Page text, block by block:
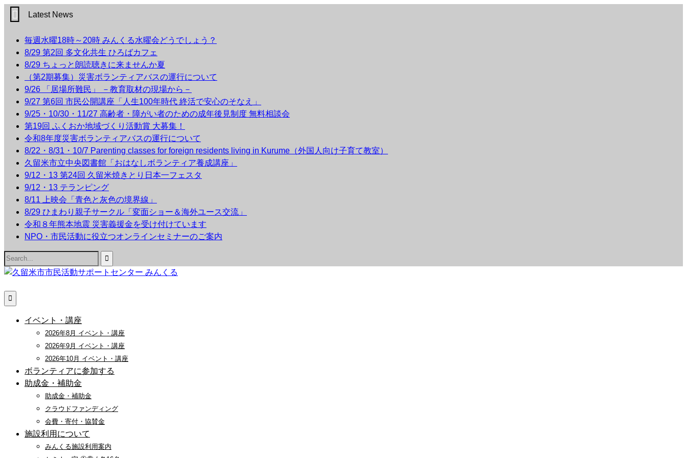
Latest News
毎週水曜18時～20時 みんくる水曜会どうでしょう？
8/29 第2回 多文化共生 ひろばカフェ
8/29 ちょっと朗読聴きに来ませんか夏
（第2期募集）災害ボランティアバスの運行について
9/26 「居場所難民」 －教育取材の現場から－
9/27 第6回 市民公開講座「人生100年時代 終活で安心のそなえ」
9/25・10/30・11/27 高齢者・障がい者のための成年後見制度 無料相談会
第19回 ふくおか地域づくり活動賞 大募集！
令和8年度災害ボランティアバスの運行について
8/22・8/31・10/7 Parenting classes for foreign residents living in Kurume（外国人向け子育て教室）
久留米市立中央図書館「おはなしボランティア養成講座」
9/12・13 第24回 久留米焼きとり日本一フェスタ
9/12・13 テランピング
8/11 上映会「青色と灰色の境界線」
8/29 ひまわり親子サークル「変面ショー＆海外ユース交流」
令和８年熊本地震 災害義援金を受け付けています
NPO・市民活動に役立つオンラインセミナーのご案内
Search
for:
イベント・講座
2026年8月 イベント・講座
2026年9月 イベント・講座
2026年10月 イベント・講座
ボランティアに参加する
助成金・補助金
助成金・補助金
クラウドファンディング
会費・寄付・協賛金
施設利用について
みんくる施設利用案内